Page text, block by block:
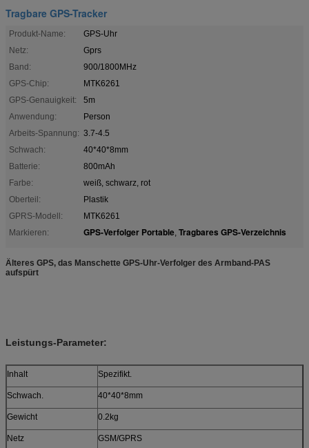
Tragbare GPS-Tracker
Produkt-Name:
GPS-Uhr
Netz:
Gprs
Band:
900/1800MHz
GPS-Chip:
MTK6261
GPS-Genauigkeit:
5m
Anwendung:
Person
Arbeits-Spannung: 3.7-4.5
Schwach:
40*40*8mm
Batterie:
800mAh
Farbe:
weiß, schwarz, rot
Oberteil:
Plastik
GPRS-Modell:
MTK6261
Markieren:
GPS-Verfolger Portable, Tragbares GPS-Verzeichnis
Älteres GPS, das Manschette GPS-Uhr-Verfolger des Armband-PAS
aufspürt
Leistungs-Parameter:
Inhalt Spezifikt.
Schwach. 40*40*8mm
Gewicht 0.2kg
Netz GSM/GPRS